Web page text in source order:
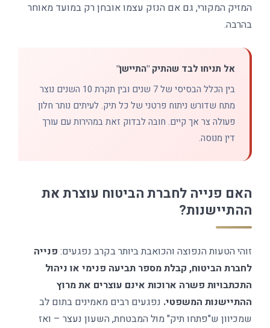
המזיק המקורי, גם אם הנזק עצמו אובחן רק במועד מאוחר
בהרבה.
אל תניחו לבד שהתיק "התיישן"
בין הכלל הבסיסי של 7 שנים ובין תקרת 10 השנים נוצר
מתח שדורש ניתוח פרטני של כל תיק. לעיתים נותר חלון
פעולה צר אך קיים. חובה לבדוק זאת במהירות עם עורך
דין מנוסה.
האם פנייה לחברת הביטוח עוצרת את
ההתיישנות?
זוהי הטעות הנפוצה והכואבת ביותר בקרב נפגעים: פנייה
לחברת הביטוח, קבלת מספר תביעה פנימי או ניהול
התכתבויות פשרה ארוכות אינם עוצרים את מרוץ
ההתיישנות המשפטי. נפגעים רבים מאמינים בתום לב
שמכיוון ש"פתחו תיק" מול המבטחת, השעון נעצר – ואז